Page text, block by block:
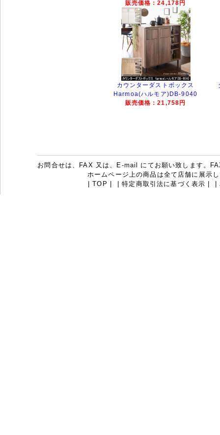
販売価格：24,178円
カウンターダストボックス
Harmoa(ハルモア)DB-9040
販売価格：21,758円
お問合せは、FAX 又は、E-mail にてお願い致します。
ホームページ上の商品は全て店舗に展示
|TOP |特定商取引法に基づく表示 |